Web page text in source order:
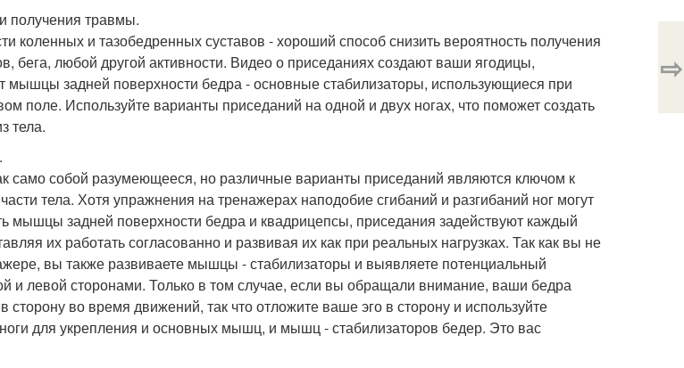
получения травмы.
коленных и тазобедренных суставов - хороший способ снизить вероятность получения
бега, любой другой активности. Видео о приседаниях создают ваши ягодицы,
мышцы задней поверхности бедра - основные стабилизаторы, использующиеся при
поле. Используйте варианты приседаний на одной и двух ногах, что поможет создать
тела.
само собой разумеющееся, но различные варианты приседаний являются ключом к
тела. Хотя упражнения на тренажерах наподобие сгибаний и разгибаний ног могут
мышцы задней поверхности бедра и квадрицепсы, приседания задействуют каждый
их работать согласованно и развивая их как при реальных нагрузках. Так как вы не
вы также развиваете мышцы - стабилизаторы и выявляете потенциальный
и левой сторонами. Только в том случае, если вы обращали внимание, ваши бедра
во время движений, так что отложите ваше эго в сторону и используйте
для укрепления и основных мышц, и мышц - стабилизаторов бедер. Это вас
⇨